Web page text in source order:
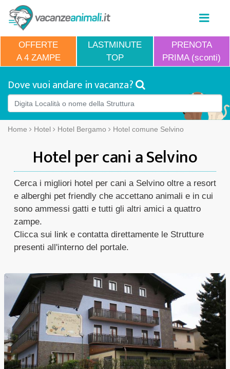
OFFERTE
A 4 ZAMPE
LASTMINUTE
TOP
PRENOTA
PRIMA (sconti)
Dove vuoi andare in vacanza?
Home Hotel Hotel Bergamo Hotel comune Selvino
Hotel per cani a Selvino
Cerca i migliori hotel per cani a Selvino oltre a resort
e alberghi pet friendly che accettano animali e in cui
sono ammessi gatti e tutti gli altri amici a quattro
zampe.
Clicca sui link e contatta direttamente le Strutture
presenti all'interno del portale.